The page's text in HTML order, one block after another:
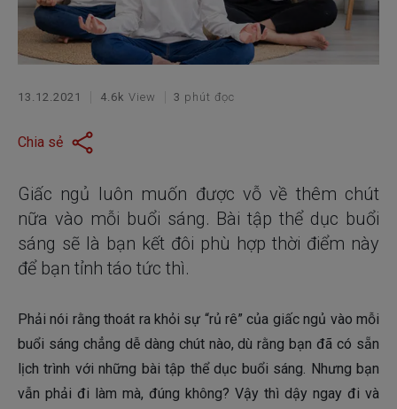
13.12.2021 4.6k View 3 phút đọc
Chia sẻ
Giấc ngủ luôn muốn được vỗ về thêm chút
nữa vào mỗi buổi sáng. Bài tập thể dục buổi
sáng sẽ là bạn kết đôi phù hợp thời điểm này
để bạn tỉnh táo tức thì.
Phải nói rằng thoát ra khỏi sự “rủ rê” của giấc ngủ vào mỗi
buổi sáng chẳng dễ dàng chút nào, dù rằng bạn đã có sẵn
lịch trình với những bài tập thể dục buổi sáng. Nhưng bạn
vẫn phải đi làm mà, đúng không? Vậy thì dậy ngay đi và